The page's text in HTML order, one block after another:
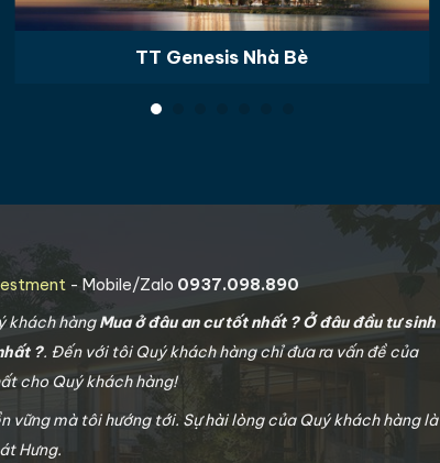
TT Genesis Nhà Bè
- Mobile/Zalo 0937.098.890
khách hàngMua ở đâu an cư tốt nhất ? Ở đâu đầu tư sinh
?. Đến với tôi Quý khách hàng chỉ đưa ra vấn đề của
cho Quý khách hàng!
vững mà tôi hướng tới. Sự hài lòng của Quý khách hàng là
Hưng.